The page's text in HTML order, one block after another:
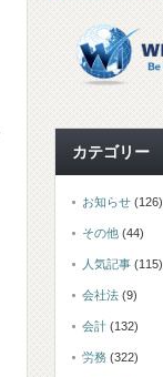
カテゴリー
お知らせ (126)
その他 (44)
人気記事 (115)
会社法 (9)
会計 (132)
労務 (322)